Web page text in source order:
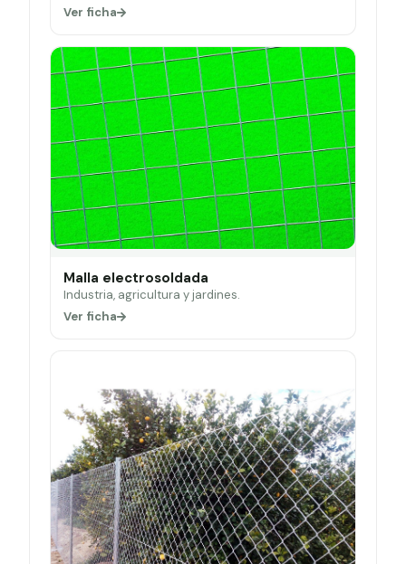
Ver ficha
Malla electrosoldada
Industria, agricultura y jardines.
Ver ficha